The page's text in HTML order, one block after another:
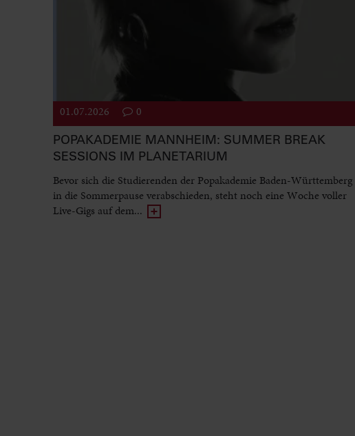
01.07.2026 0
POPAKADEMIE MANNHEIM: SUMMER BREAK
SESSIONS IM PLANETARIUM
Bevor sich die Studierenden der Popakademie Baden-Württemberg
in die Sommerpause verabschieden, steht noch eine Woche voller
Live-Gigs auf dem...